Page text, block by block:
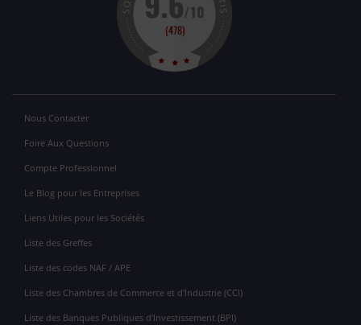
Nous Contacter
Foire Aux Questions
Compte Professionnel
Le Blog pour les Entreprises
Liens Utiles pour les Sociétés
Liste des Greffes
Liste des codes NAF / APE
Liste des Chambres de Commerce et d'Industrie (CCI)
Liste des Banques Publiques d'Investissement (BPI)